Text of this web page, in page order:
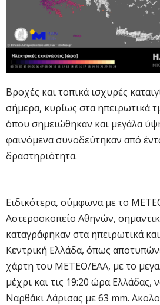
Βροχές και τοπικά ισχυρές
σήμερα, κυρίως στα ηπειρωτικά
όπου σημειώθηκαν και μεγάλα
φαινόμενα συνοδεύτηκαν από
δραστηριότητα.
Ειδικότερα, σύμφωνα με το
Αστεροσκοπείο Αθηνών,
καταγράφηκαν στα ηπειρωτικά
Κεντρική Ελλάδα, όπως
χάρτη του ΜΕΤΕΟ/ΕΑΑ, με το
μέχρι και τις 19:20 ώρα Ελλάδας,
Ναρθάκι Λάρισας με 63 mm.